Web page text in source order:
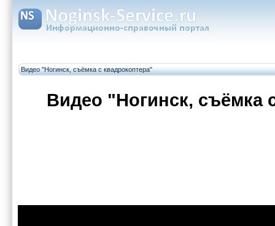
Видео "Ногинск, съёмка с квадрокоптера"
Видео "Ногинск, съёмка